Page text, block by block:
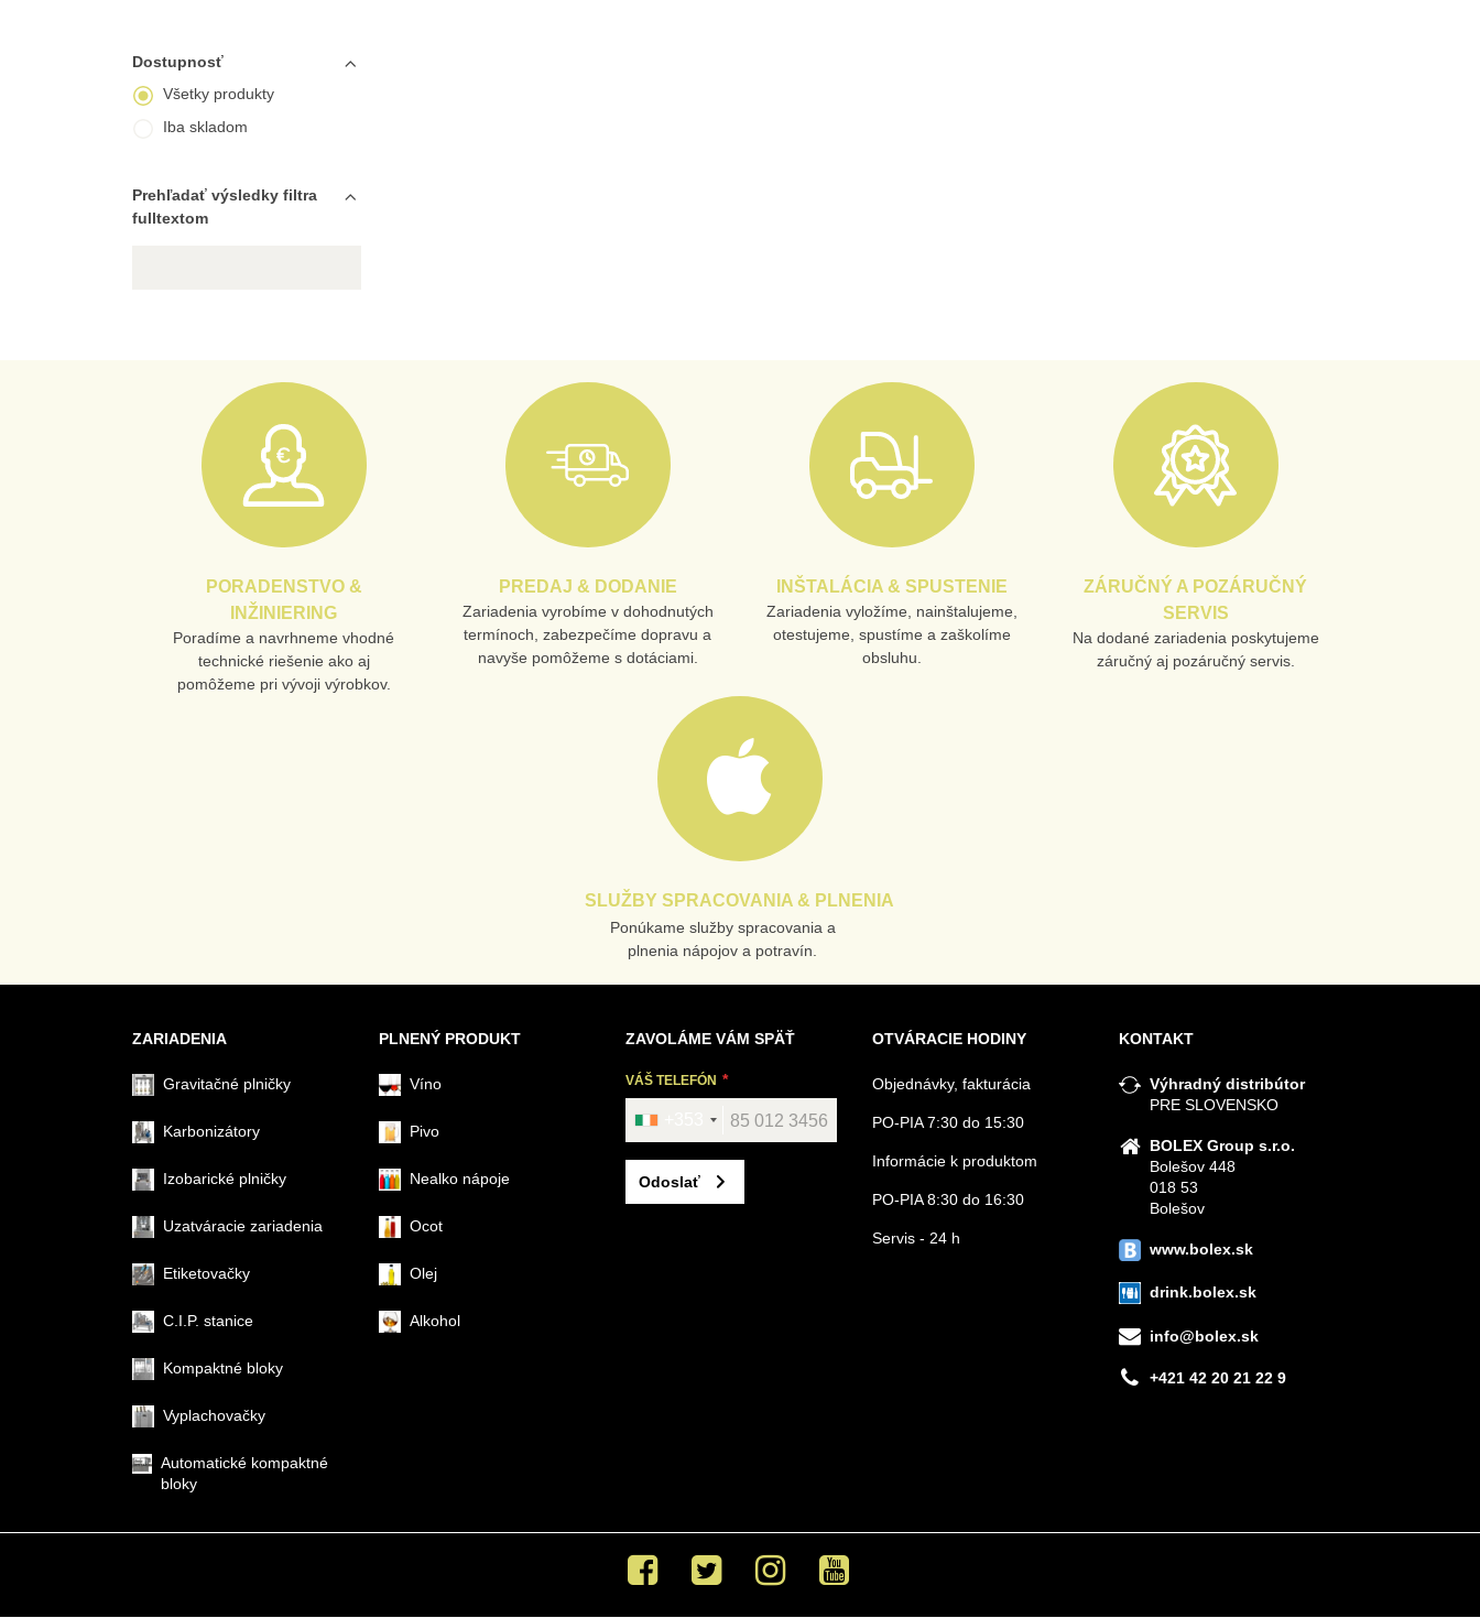
Dostupnosť
Všetky produkty
Iba skladom
Prehľadať výsledky filtra
fulltextom
PORADENSTVO &
INŽINIERING
Poradíme a navrhneme vhodné
technické riešenie ako aj
pomôžeme pri vývoji výrobkov.
PREDAJ & DODANIE
Zariadenia vyrobíme v dohodnutých
termínoch, zabezpečíme dopravu a
navyše pomôžeme s dotáciami.
INŠTALÁCIA & SPUSTENIE
Zariadenia vyložíme, nainštalujeme,
otestujeme, spustíme a zaškolíme
obsluhu.
ZÁRUČNÝ A POZÁRUČNÝ
SERVIS
Na dodané zariadenia poskytujeme
záručný aj pozáručný servis.
SLUŽBY SPRACOVANIA & PLNENIA
Ponúkame služby spracovania a
plnenia nápojov a potravín.
ZARIADENIA
Gravitačné plničky
Karbonizátory
Izobarické plničky
Uzatváracie zariadenia
Etiketovačky
C.I.P. stanice
Kompaktné bloky
Vyplachovačky
Automatické kompaktné
bloky
PLNENÝ PRODUKT
Víno
Pivo
Nealko nápoje
Ocot
Olej
Alkohol
ZAVOLÁME VÁM SPÄŤ
VÁŠ TELEFÓN
Odoslať
OTVÁRACIE HODINY
Objednávky, fakturácia
PO-PIA 7:30 do 15:30
Informácie k produktom
PO-PIA 8:30 do 16:30
Servis - 24 h
KONTAKT
Výhradný distribútor
PRE SLOVENSKO
BOLEX Group s.r.o.
Bolešov 448
018 53
Bolešov
www.bolex.sk
drink.bolex.sk
info@bolex.sk
+421 42 20 21 22 9
Facebook Twitter Instagram Youtube